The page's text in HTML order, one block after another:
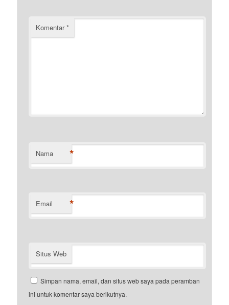
Komentar*
Nama *
Email *
Situs Web
Simpan nama, email, dan situs web saya pada peramban
ini untuk komentar saya berikutnya.